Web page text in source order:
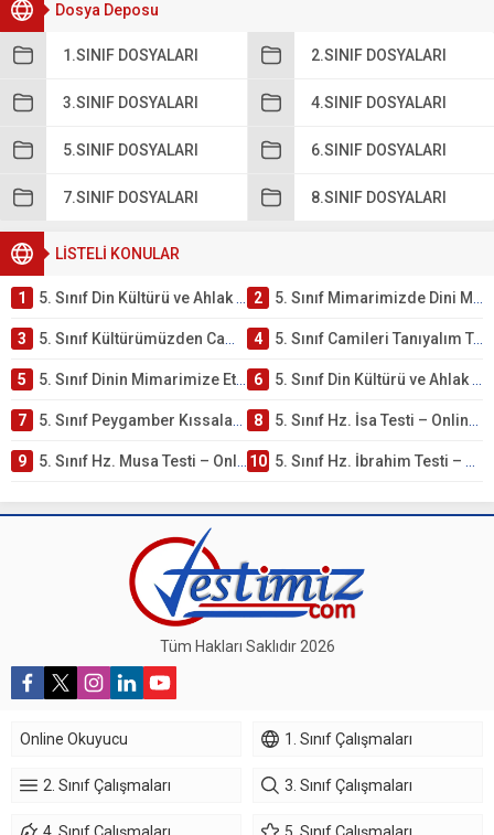
Dosya Deposu
1.SINIF DOSYALARI 2.SINIF DOSYALARI
3.SINIF DOSYALARI 4.SINIF DOSYALARI
5.SINIF DOSYALARI 6.SINIF DOSYALARI
7.SINIF DOSYALARI 8.SINIF DOSYALARI
LİSTELİ KONULAR
1 5. Sınıf Din Kültürü ve Ahlak Bilgisi 4. Ünite: Mimarimizde Dini Motifler Çalışmaları 2 5. Sınıf Mimarimizde Dini Motifler Ünite Testi – Online Çöz
3 5. Sınıf Kültürümüzden Cami Örnekleri Testi – Online Çöz 4 5. Sınıf Camileri Tanıyalım Testi – Online Çöz
5 5. Sınıf Dinin Mimarimize Etkisi Testi – Online Çöz 6 5. Sınıf Din Kültürü ve Ahlak Bilgisi 4. Ünite: Peygamber Kıssaları Çalışmaları
7 5. Sınıf Peygamber Kıssaları Ünite Testi – Online Çöz 8 5. Sınıf Hz. İsa Testi – Online Çöz
9 5. Sınıf Hz. Musa Testi – Online Çöz 10 5. Sınıf Hz. İbrahim Testi – Online Çöz
Tüm Hakları Saklıdır 2026
Online Okuyucu 1. Sınıf Çalışmaları
2. Sınıf Çalışmaları 3. Sınıf Çalışmaları